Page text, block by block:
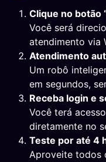
Clique no botão
Você será
atendimento via
Atendimento
Um robô
em segundos,
Receba login e
Você terá
diretamente no
Teste por até 4
Aproveite todos